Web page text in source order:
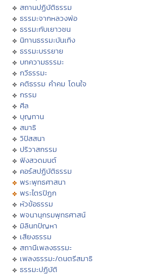
สถานปฏิบัติธรรม
ธรรมะจากหลวงพ่อ
ธรรมะกับเยาวชน
นิทานธรรมะบันเทิง
ธรรมะบรรยาย
บทความธรรมะ
กวีธรรมะ
คติธรรม คำคม โดนใจ
กรรม
ศีล
บุญทาน
สมาธิ
วิปัสสนา
ปริวาสกรรม
ฟังสวดมนต์
คอร์สปฏิบัติธรรม
พระพุทธศาสนา
พระไตรปิฏก
หัวข้อธรรม
พจนานุกรมพุทธศาสน์
มิลินทปัญหา
เสียงธรรม
สถานีเพลงธรรมะ
เพลงธรรมะ/ดนตรีสมาธิ
ธรรมะปฏิบัติ